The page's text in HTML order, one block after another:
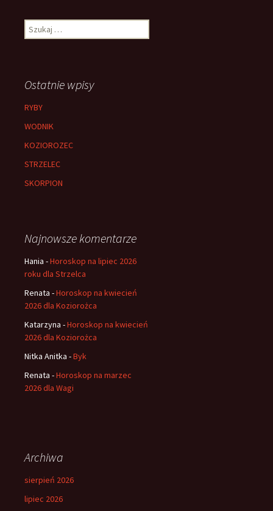
Szukaj:
Ostatnie wpisy
RYBY
WODNIK
KOZIOROZEC
STRZELEC
SKORPION
Najnowsze komentarze
Hania -Horoskop na lipiec 2026
roku dla Strzelca
Renata -Horoskop na kwiecień
2026 dla Koziorożca
Katarzyna -Horoskop na kwiecień
2026 dla Koziorożca
Nitka Anitka -Byk
Renata -Horoskop na marzec
2026 dla Wagi
Archiwa
sierpień 2026
lipiec 2026